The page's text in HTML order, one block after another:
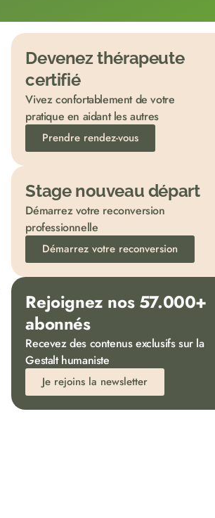
Devenez thérapeute
certifié
Vivez confortablement de votre
pratique en aidant les autres
Prendre rendez-vous
Stage nouveau départ
Démarrez votre reconversion
professionnelle
Démarrez votre reconversion
Rejoignez nos 57.000+
abonnés
Recevez des contenus exclusifs sur la
Gestalt humaniste
Je rejoins la newsletter